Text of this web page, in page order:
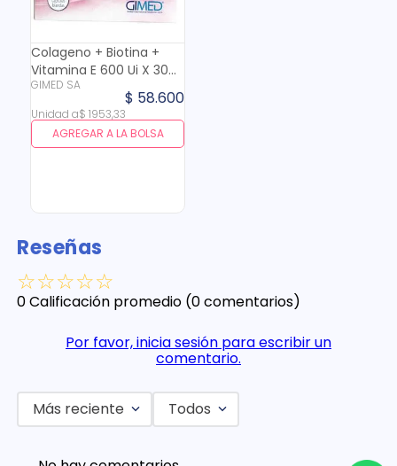
Colageno + Biotina +
Vitamina E 600 Ui X 30
Cap
GIMED SA
$ 58.600
Unidad a$ 1953,33
AGREGAR A LA BOLSA
Reseñas
☆☆☆☆☆
0 Calificación promedio (0 comentarios)
Por favor, inicia sesión para escribir un
comentario.
Más reciente Todos